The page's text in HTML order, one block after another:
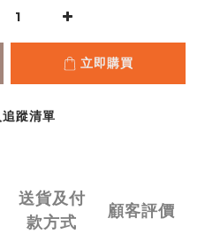
立即購買
追蹤清單
送貨及付
款方式
顧客評價